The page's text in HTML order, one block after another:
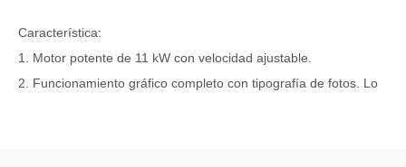
Característica:
1. Motor potente de 11 kW con velocidad ajustable.
2. Funcionamiento gráfico completo con tipografía de fotos. Lo